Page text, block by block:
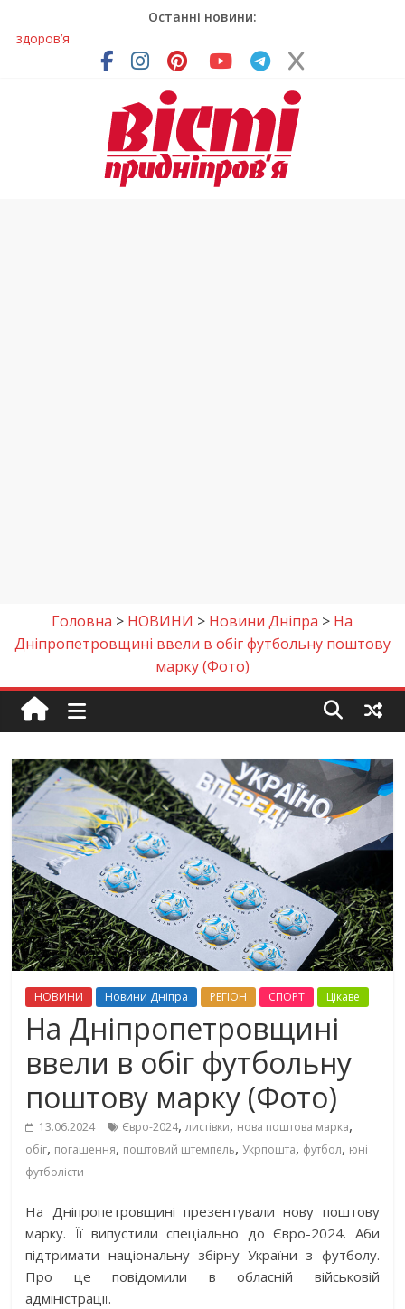
Останні новини:
У Тернівці працюють над посиленням водної безпеки
На Дніпропетровщині різко зросла кількість пожеж в
У Самарі провели незвичайний майстер-клас
Світлові рішення майстрів із Дніпра визнали найкращими в
Засинання після півночі може негативно впливати на
Головна > НОВИНИ > Новини Дніпра > На
Дніпропетровщині ввели в обіг футбольну поштову
марку (Фото)
НОВИНИ Новини Дніпра РЕГІОН СПОРТ Цікаве
На Дніпропетровщині
ввели в обіг футбольну
поштову марку (Фото)
13.06.2024 Євро-2024,листівки, нова поштова марка,
обіг, погашення, поштовий штемпель, Укрпошта, футбол, юні
футболісти
На Дніпропетровщині презентували нову поштову
марку. Її випустили спеціально до Євро-2024. Аби
підтримати національну збірну України з футболу.
Про це повідомили в обласній військовій
адміністрації.